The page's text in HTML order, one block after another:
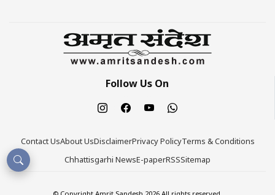
Follow Us On
Contact UsAbout UsDisclaimerPrivacy PolicyTerms & Conditions
Chhattisgarhi NewsE-paperRSSSitemap